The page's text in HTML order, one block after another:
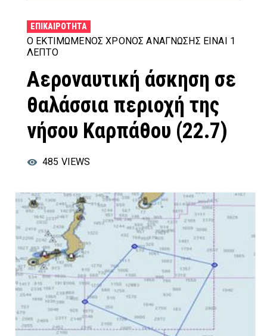
ΕΠΙΚΑΙΡΌΤΗΤΑ
Ο ΕΚΤΙΜΏΜΕΝΟΣ ΧΡΌΝΟΣ ΑΝΆΓΝΩΣΗΣ ΕΊΝΑΙ 1
ΛΕΠΤΌ
Αεροναυτική άσκηση σε
θαλάσσια περιοχή της
νήσου Καρπάθου (22.7)
485 VIEWS